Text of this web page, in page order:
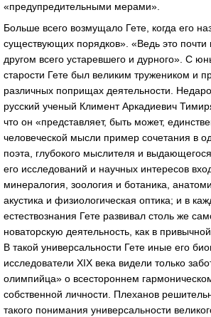
«предупредительными мерами».
Больше всего возмущало Гете, когда его
существующих порядков». «Ведь это почти
другом всего устаревшего и дурного». С
старости Гете был великим тружеником и
различных поприщах деятельности.
русский ученый Климент Аркадиевич
что он «представляет, быть может,
человеческой мысли пример сочетания в
поэта, глубокого мыслителя и
его исследований и научных интересов
минералогия, зоология и ботаника,
акустика и физиологическая оптика; и в
естествознания Гете развивал столь же
новаторскую деятельность, как в
В такой универсальности Гете иные его
исследователи XIX века видели только
олимпийца» о всестороннем
собственной личности. Плеханов
такого понимания универсальности